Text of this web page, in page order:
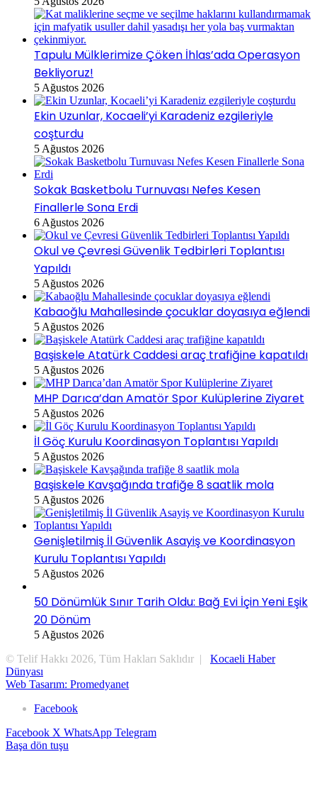
Tapulu Mülklerimize Çöken İhlas’ada Operasyon
Bekliyoruz!
5 Ağustos 2026
Ekin Uzunlar, Kocaeli’yi Karadeniz ezgileriyle
coşturdu
5 Ağustos 2026
Sokak Basketbolu Turnuvası Nefes Kesen
Finallerle Sona Erdi
6 Ağustos 2026
Okul ve Çevresi Güvenlik Tedbirleri Toplantısı
Yapıldı
5 Ağustos 2026
Kabaoğlu Mahallesinde çocuklar doyasıya eğlendi
5 Ağustos 2026
Başiskele Atatürk Caddesi araç trafiğine kapatıldı
5 Ağustos 2026
MHP Darıca’dan Amatör Spor Kulüplerine Ziyaret
5 Ağustos 2026
İl Göç Kurulu Koordinasyon Toplantısı Yapıldı
5 Ağustos 2026
Başiskele Kavşağında trafiğe 8 saatlik mola
5 Ağustos 2026
Genişletilmiş İl Güvenlik Asayiş ve Koordinasyon
Kurulu Toplantısı Yapıldı
5 Ağustos 2026
50 Dönümlük Sınır Tarih Oldu: Bağ Evi İçin Yeni Eşik
20 Dönüm
5 Ağustos 2026
© Telif Hakkı 2026, Tüm Hakları Saklıdır | Kocaeli Haber
Dünyası
Web Tasarım: Promedyanet
Facebook
Facebook X WhatsApp Telegram
Başa dön tuşu